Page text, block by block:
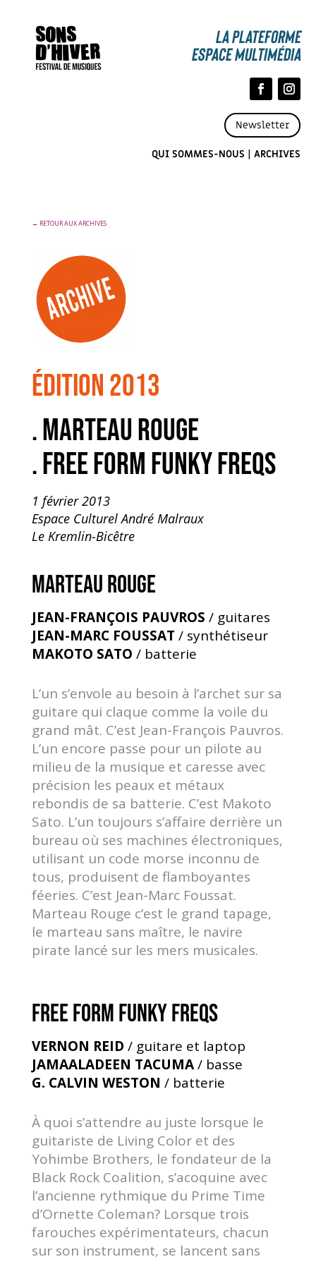
La Plateforme
espace multimédia
Newsletter
QUI SOMMES-NOUS ARCHIVES
← RETOUR AUX ARCHIVES
édition 2013
. MARTEAU ROUGE
. FREE FORM FUNKY FREQS
1 février 2013
Espace Culturel André Malraux
Le Kremlin-Bicêtre
MARTEAU ROUGE
JEAN-FRANÇOIS PAUVROS / guitares
JEAN-MARC FOUSSAT / synthétiseur
MAKOTO SATO / batterie
L’un s’envole au besoin à l’archet sur sa
guitare qui claque comme la voile du
grand mât. C’est Jean-François Pauvros.
L’un encore passe pour un pilote au
milieu de la musique et caresse avec
précision les peaux et métaux
rebondis de sa batterie. C’est Makoto
Sato. L’un toujours s’affaire derrière un
bureau où ses machines électroniques,
utilisant un code morse inconnu de
tous, produisent de flamboyantes
féeries. C’est Jean-Marc Foussat.
Marteau Rouge c’est le grand tapage,
le marteau sans maître, le navire
pirate lancé sur les mers musicales.
FREE FORM FUNKY FREQS
VERNON REID / guitare et laptop
JAMAALADEEN TACUMA/ basse
G. CALVIN WESTON / batterie
À quoi s’attendre au juste lorsque le
guitariste de Living Color et des
Yohimbe Brothers, le fondateur de la
Black Rock Coalition, s’acoquine avec
l’ancienne rythmique du Prime Time
d’Ornette Coleman? Lorsque trois
farouches expérimentateurs, chacun
sur son instrument, se lancent sans